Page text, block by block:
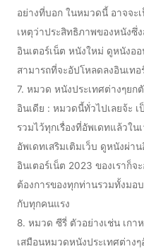
อย่างที่บอก ในหมวดนี้ อาจจะ
เหตุว่าประสิทธิภาพของหนังซึ่
อินเตอร์เน็ต หนังใหม่ ดูหนังอ
สามารถที่จะอัปโหลดลงอินเทอ
7. หมวด หนังประเทศต่างๆยก
อินเดีย : หมวดนี้ทั่วไปเลยจ้ะ
รวมไว้ทุกเรื่องที่อัพเดทแล้วใ
อัพเดทเสริมเติมเว็บ ดูหนังผ่า
อินเตอร์เน็ต 2023 ของเราก็จ
ต้องการของทุกท่านรวมทั้งมอ
กับทุกคนแรง
8. หมวด ซีรี่ ตัวอย่างเช่น เกา
เสมือนหมวดหนังประเทศต่าง